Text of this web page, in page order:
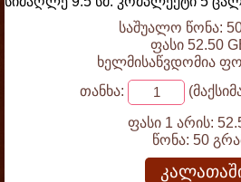
საშუალო წონა:
ფასი 52.50
ხელმისაწვდომია
თანხა:
ფასი 1 არის:
წონა: 50